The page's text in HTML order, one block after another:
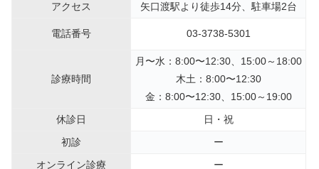
アクセス 矢口渡駅より徒歩14分、駐車場2台
電話番号 03-3738-5301
診療時間
月〜水：8:00〜12:30、15:00～18:00
木土：8:00〜12:30
金：8:00〜12:30、15:00～19:00
休診日
日・祝
初診
ー
オンライン診療
ー